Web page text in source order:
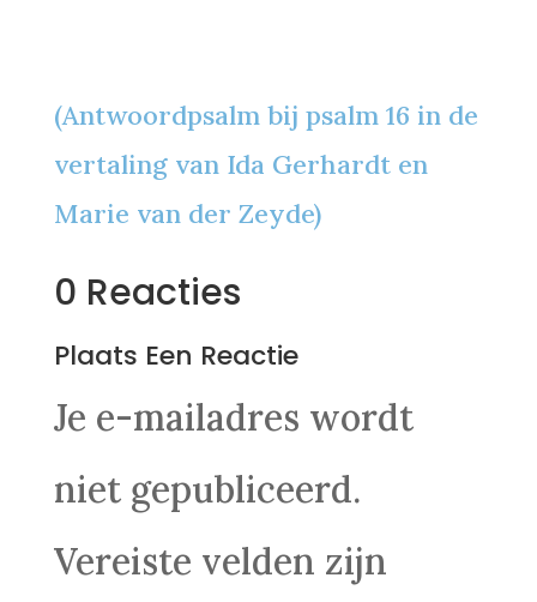
(Antwoordpsalm bij psalm 16 in de
vertaling van Ida Gerhardt en
Marie van der Zeyde)
0 Reacties
Plaats Een Reactie
Je e-mailadres wordt
niet gepubliceerd.
Vereiste velden zijn